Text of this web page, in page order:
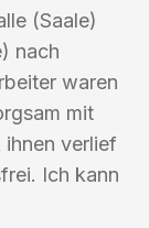
(Saale)
nach
waren
mit
verlief
Ich kann